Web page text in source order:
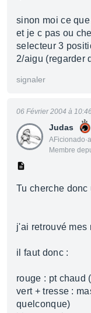
sinon moi ce
et je c pas ou
selecteur 3
2/aigu (regarder
signaler
Judas
AFicionado·a
Membre
06 Février 2004 à
Tu cherche donc
j'ai retrouvé mes
il faut donc :
rouge : pt chaud
vert + tresse :
quelconque)